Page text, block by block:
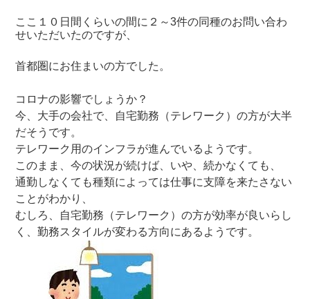
ここ１０日間くらいの間に２～3件の同種のお問い合わ
せいただいたのですが、
首都圏にお住まいの方でした。
コロナの影響でしょうか？
今、大手の会社で、自宅勤務（テレワーク）の方が大半
だそうです。
テレワーク用のインフラが進んでいるようです。
このまま、今の状況が続けば、いや、続かなくても、
通勤しなくても種類によっては仕事に支障を来たさない
ことがわかり、
むしろ、自宅勤務（テレワーク）の方が効率が良いらし
く、勤務スタイルが変わる方向にあるようです。